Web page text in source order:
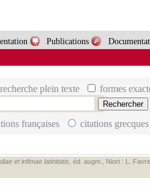
Publications
recherche plein texte formes
françaises citations grecques
et infimae latinitatis , éd. augm., Niort : L.